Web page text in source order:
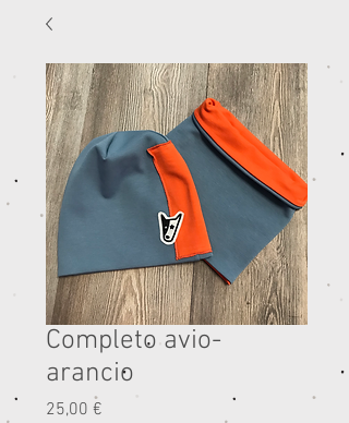
Completo avio-
arancio
25,00 €